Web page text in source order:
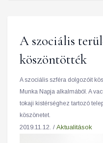
A szociális
köszöntötték
A szociális szféra dolgozóit
Munka Napja alkalmából. A
tokaji kistérséghez tartozó
köszönetet.
2019.11.12. / Aktualitások